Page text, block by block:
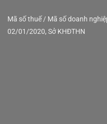
Mã số thuế / Mã số doanh
02/01/2020, Sở KHĐTHN